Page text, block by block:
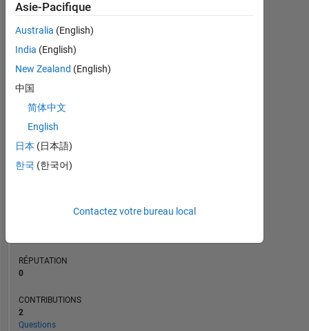
CONTRIBUTIONS
08/23
12/23
04/24
08/24
12/24
08/25
12/25
04/26
08/26
RANG
RÉPUTATION
0
CONTRIBUTIONS
2
Questions
Asie-Pacifique
Australia (English)
India (English)
New Zealand (English)
中国
简体中文
English
日本 (日本語)
한국 (한국어)
Contactez votre bureau local